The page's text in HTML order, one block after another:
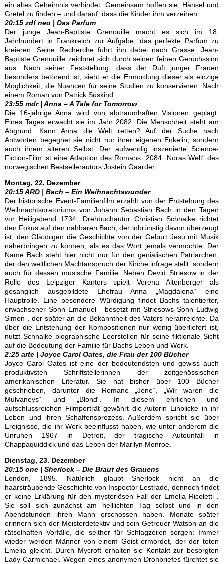
ein altes Geheimnis verbindet. Gemeinsam hoffen sie, Hänsel und
Gretel zu finden – und darauf, dass die Kinder ihm verzeihen.
20:15 zdf neo | Das Parfum
Der junge Jean-Baptiste Grenouille macht es sich im 18.
Jahrhundert in Frankreich zur Aufgabe, das perfekte Parfum zu
kreieren. Seine Recherche führt ihn dabei nach Grasse. Jean-
Baptiste Grenouille zeichnet sich durch seinen feinen Geruchssinn
aus. Nach seiner Feststellung, dass der Duft junger Frauen
besonders betörend ist, sieht er die Ermordung dieser als einzige
Möglichkeit, die Nuancen für seine Studien zu konservieren. Nach
einem Roman von Patrick Süskind.
23:55 mdr | Anna – A Tale for Tomorrow
Die 16-jährige Anna wird von alptraumhaften Visionen geplagt.
Eines Tages erwacht sie im Jahr 2082. Die Menschheit steht am
Abgrund. Kann Anna die Welt retten? Auf der Suche nach
Antworten begegnet sie nicht nur ihrer eigenen Enkelin, sondern
auch ihrem älteren Selbst. Der aufwendig inszenierte Science-
Fiction-Film ist eine Adaption des Romans „2084: Noras Welt“ des
norwegischen Bestsellerautors Jostein Gaarder.
Montag, 22. Dezember
20:15 ARD | Bach – Ein Weihnachtswunder
Der historische Event-Familienfilm erzählt von der Entstehung des
Weihnachtsoratoriums von Johann Sebastian Bach in den Tagen
vor Heiligabend 1734. Drehbuchautor Christian Schnalke richtet
den Fokus auf den nahbaren Bach, der inbrünstig davon überzeugt
ist, den Gläubigen die Geschichte von der Geburt Jesu mit Musik
näherbringen zu können, als es das Wort jemals vermochte. Der
Name Bach steht hier nicht nur für den genialischen Patriarchen,
der den weltlichen Machtanspruch der Kirche infrage stellt, sondern
auch für dessen musische Familie. Neben Devid Striesow in der
Rolle des Leipziger Kantors spielt Verena Altenberger als
gesanglich ausgebildete Ehefrau Anna „Magdalena“ eine
Hauptrolle. Eine besondere Würdigung findet Bachs talentierter,
erwachsener Sohn Emanuel - besetzt mit Striesows Sohn Ludwig
Simon-, der später an die Bekanntheit des Vaters heranreichte. Da
über die Entstehung der Kompositionen nur wenig überliefert ist,
nutzt Schnalke biographische Leerstellen für seine fiktionale Sicht
auf die Bedeutung der Familie für Bachs Leben und Werk.
2:25 arte | Joyce Carol Oates, die Frau der 100 Bücher
Joyce Carol Oates ist eine der bedeutendsten und gewiss auch
produktivsten Schriftstellerinnen der zeitgenössischen
amerikanischen Literatur. Sie hat bisher über 100 Bücher
geschrieben, darunter die Romane „Jene“, „Wir waren die
Mulvaneys“ und „Blond“. In diesem ehrlichen und
aufschlussreichen Filmporträt gewährt die Autorin Einblicke in ihr
Leben und ihren Schaffensprozess. Außerdem spricht sie über
Ereignisse, die ihr Werk beeinflusst haben, wie unter anderem die
Unruhen 1967 in Detroit, der tragische Autounfall in
Chappaquiddick und das Leben der Marilyn Monroe.
Dienstag, 23. Dezember
20:15 one | Sherlock – Die Braut des Grauens
London, 1895. Natürlich glaubt Sherlock nicht an die
haarsträubende Geschichte von Inspector Lestrade, dennoch findet
er keine Erklärung für den mysteriösen Fall der Emelia Ricoletti .
Sie soll sich zunächst am helllichten Tag selbst und in den
Abendstunden ihren Mann erschossen haben. Monate später
erinnern sich der Meisterdetektiv und sein Getreuer Watson an die
rätselhaften Vorfälle, die seither für Schlagzeilen sorgen: Immer
wieder werden Männer von einem Geist ermordet, der der toten
Emelia gleicht. Durch Mycroft erhalten sie Kontakt zur besorgten
Lady Carmichael. Wegen eines anonymen Drohbriefes fürchtet sie